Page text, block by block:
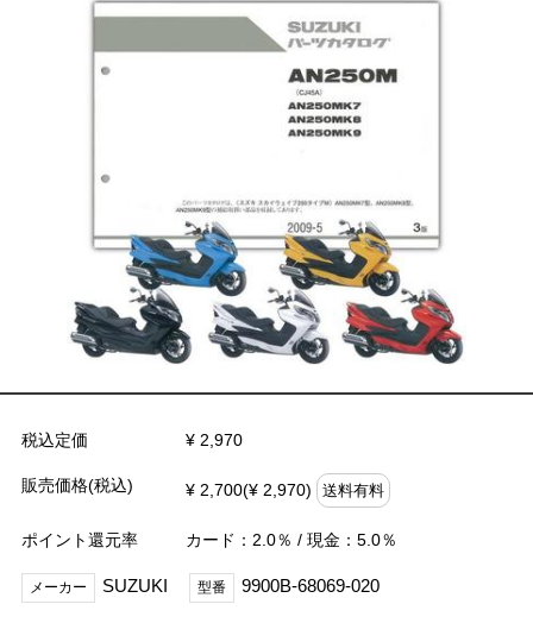
税込定価 ¥ 2,970
販売価格(税込) ¥ 2,700(¥ 2,970) 送料有料
ポイント還元率 カード：2.0％ / 現金：5.0％
メーカー SUZUKI 型番 9900B-68069-020